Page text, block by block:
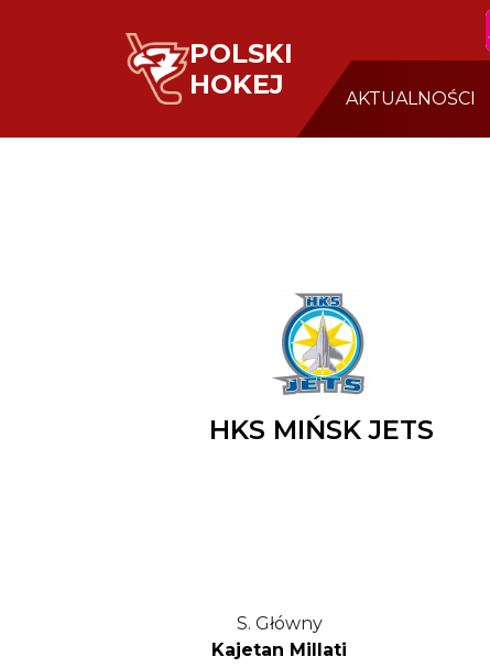
POLSKI
HOKEJ
AKTUALNOŚCI
HKS MIŃSK JETS
S. Główny
Kajetan Millati